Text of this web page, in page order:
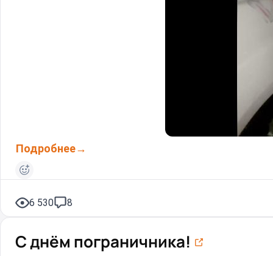
Подробнее
6 530 8
С днём пограничника!